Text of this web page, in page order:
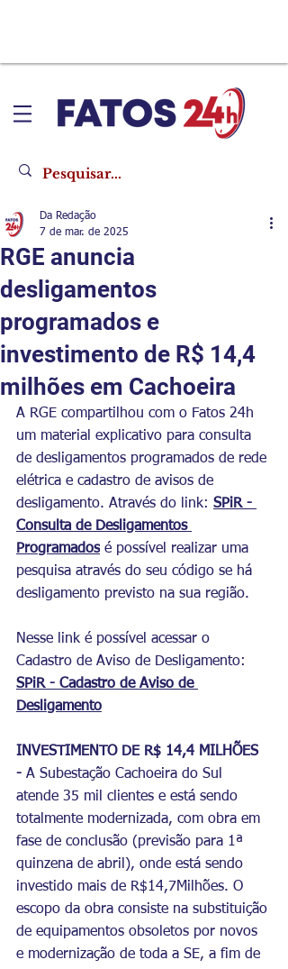
RGE anuncia
desligamentos
programados e
investimento de R$ 14,4
milhões em Cachoeira
Da Redação
7 de mar. de 2025
A RGE compartilhou com o Fatos 24h
um material explicativo para consulta
de desligamentos programados de rede
elétrica e cadastro de avisos de
desligamento. Através do link: SPiR -
Consulta de Desligamentos
Programados é possível realizar uma
pesquisa através do seu código se há
desligamento previsto na sua região.
Nesse link é possível acessar o
Cadastro de Aviso de Desligamento:
SPiR - Cadastro de Aviso de
Desligamento
INVESTIMENTO DE R$ 14,4 MILHÕES
- A Subestação Cachoeira do Sul
atende 35 mil clientes e está sendo
totalmente modernizada, com obra em
fase de conclusão (previsão para 1ª
quinzena de abril), onde está sendo
investido mais de R$14,7Milhões. O
escopo da obra consiste na substituição
de equipamentos obsoletos por novos
e modernização de toda a SE, a fim de